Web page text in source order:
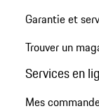
Garantie et
Trouver un
Services en
Mes